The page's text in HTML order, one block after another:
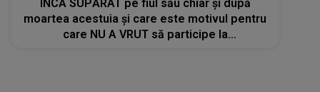
ÎNCĂ SUPĂRAT pe fiul său chiar și după
moartea acestuia și care este motivul pentru
care NU A VRUT să participe la